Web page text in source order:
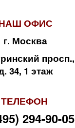
ОФИС
г. Москва
просп.,
34, 1 этаж
ТЕЛЕФОН
294-90-05